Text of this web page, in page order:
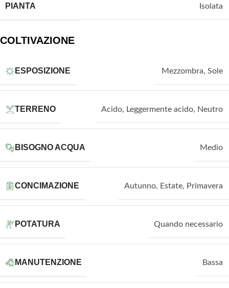
PIANTA
Isolata
COLTIVAZIONE
ESPOSIZIONE Mezzombra, Sole
TERRENO Acido, Leggermente acido, Neutro
BISOGNO ACQUA Medio
CONCIMAZIONE Autunno, Estate, Primavera
POTATURA Quando necessario
MANUTENZIONE Bassa